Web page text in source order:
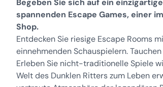
Begeben Sie sich auf ein
spannenden Escape Games, einer
Shop.
Entdecken Sie riesige Escape Rooms
einnehmenden Schauspielern.
Erleben Sie nicht-traditionelle Spiele
Welt des Dunklen Ritters zum Leben